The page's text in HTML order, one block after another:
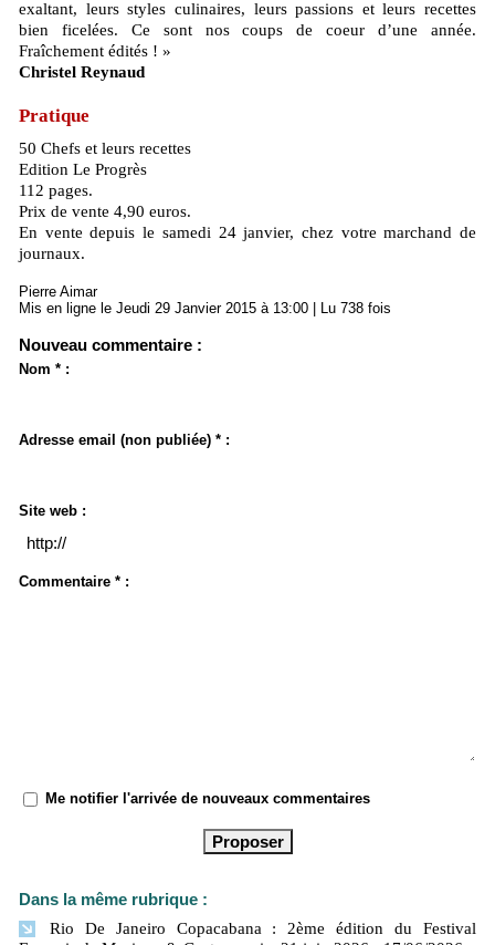
exaltant, leurs styles culinaires, leurs passions et leurs recettes
bien ficelées. Ce sont nos coups de coeur d’une année.
Fraîchement édités ! »
Christel Reynaud
Pratique
50 Chefs et leurs recettes
Edition Le Progrès
112 pages.
Prix de vente 4,90 euros.
En vente depuis le samedi 24 janvier, chez votre marchand de
journaux.
Pierre Aimar
Mis en ligne le Jeudi 29 Janvier 2015 à 13:00 | Lu 738 fois
Nouveau commentaire :
Nom * :
Adresse email (non publiée) * :
Site web :
Commentaire * :
Me notifier l'arrivée de nouveaux commentaires
Dans la même rubrique :
Rio De Janeiro Copacabana : 2ème édition du Festival